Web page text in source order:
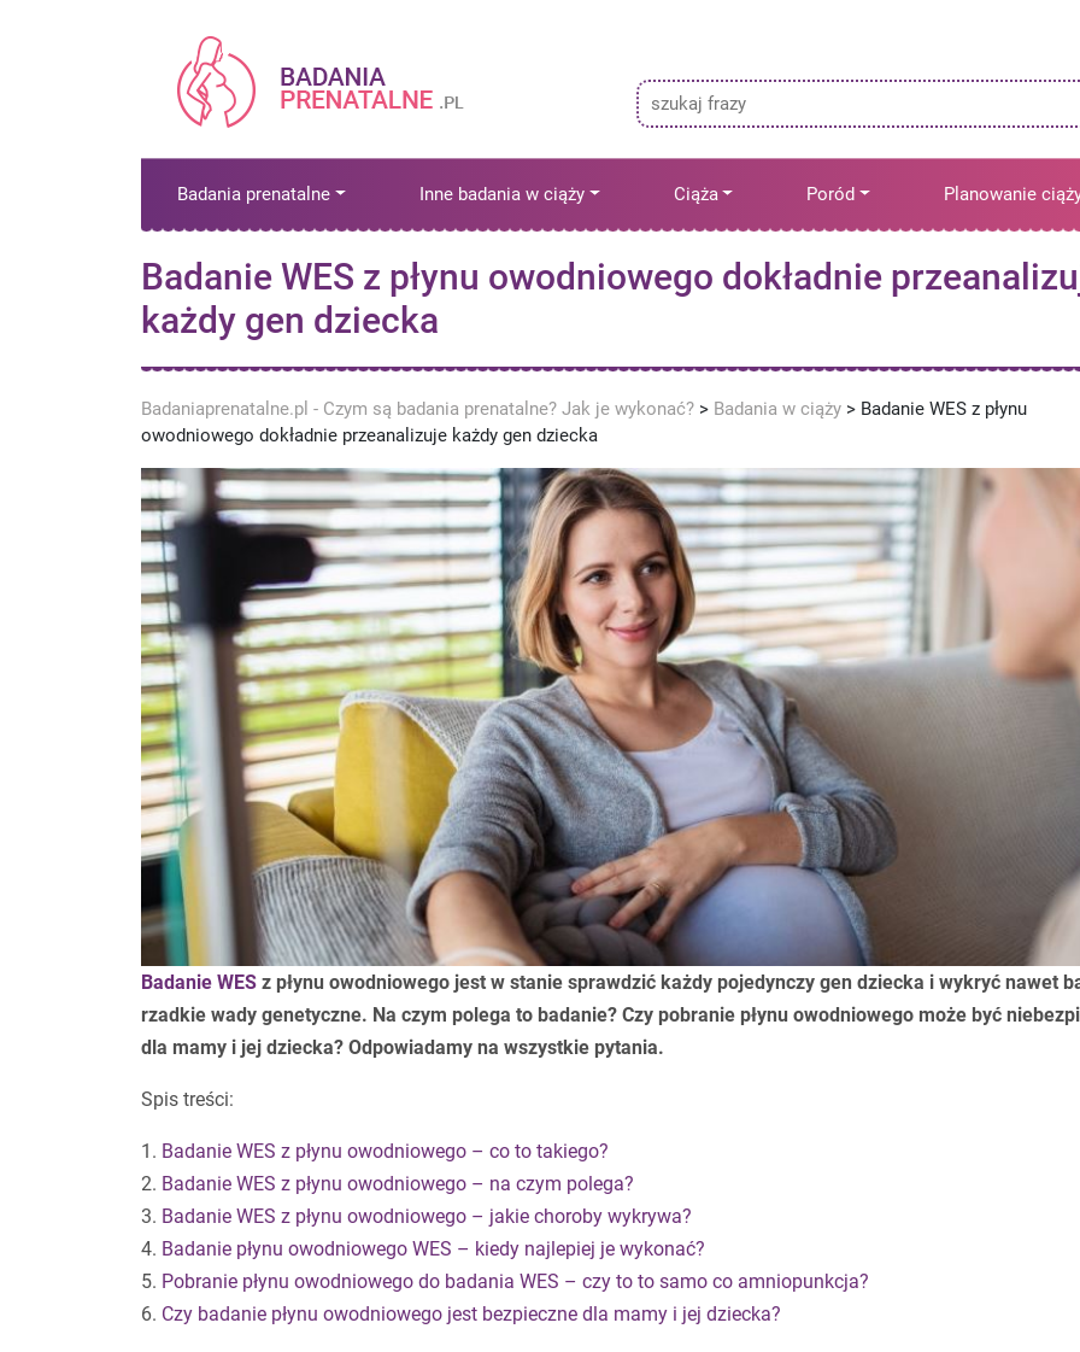
Badania prenatalne Inne badania w ciąży Ciąża Poród Planowanie
Badanie WES z płynu owodniowego dokładnie
każdy gen dziecka
Badaniaprenatalne.pl - Czym są badania prenatalne? Jak je wykonać? > Badania w ciąży > Badanie WES z płynu
owodniowego dokładnie przeanalizuje każdy gen dziecka
Badanie WES z płynu owodniowego jest w stanie sprawdzić każdy pojedynczy gen dziecka i wykryć nawet
rzadkie wady genetyczne. Na czym polega to badanie? Czy pobranie płynu owodniowego może być
dla mamy i jej dziecka? Odpowiadamy na wszystkie pytania.
Spis treści:
1. Badanie WES z płynu owodniowego – co to takiego?
2. Badanie WES z płynu owodniowego – na czym polega?
3. Badanie WES z płynu owodniowego – jakie choroby wykrywa?
4. Badanie płynu owodniowego WES – kiedy najlepiej je wykonać?
5. Pobranie płynu owodniowego do badania WES – czy to to samo co amniopunkcja?
6. Czy badanie płynu owodniowego jest bezpieczne dla mamy i jej dziecka?